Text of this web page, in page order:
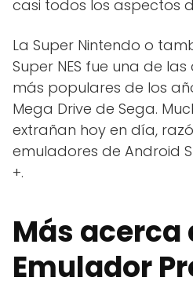
casi todos los aspectos
La Super Nintendo o
Super NES fue una de
más populares de los
Mega Drive de Sega.
extrañan hoy en día,
emuladores de Android
+.
Más acerca
Emulador